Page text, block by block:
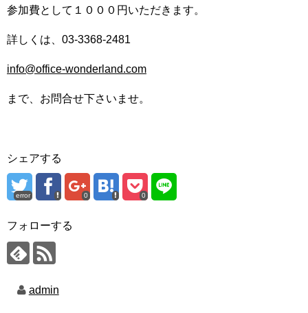
参加費として１０００円いただきます。
詳しくは、03-3368-2481
info@office-wonderland.com
まで、お問合せ下さいませ。
シェアする
error 0 0
フォローする
admin